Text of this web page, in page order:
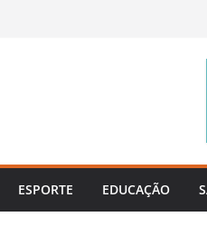
ESPORTE EDUCAÇÃO